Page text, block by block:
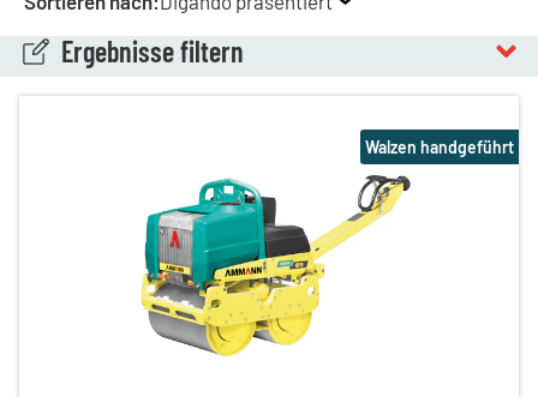
Ergebnisse filtern
Walzen handgeführt